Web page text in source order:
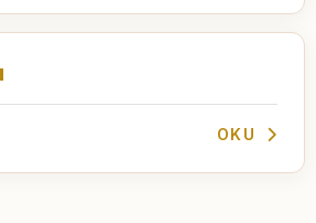
OKU